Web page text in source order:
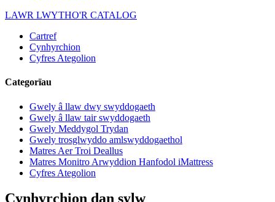
LAWR LWYTHO'R CATALOG
Cartref
Cynhyrchion
Cyfres Ategolion
Categorïau
Gwely â llaw dwy swyddogaeth
Gwely â llaw tair swyddogaeth
Gwely Meddygol Trydan
Gwely trosglwyddo amlswyddogaethol
Matres Aer Troi Deallus
Matres Monitro Arwyddion Hanfodol iMattress
Cyfres Ategolion
Cynhyrchion dan sylw